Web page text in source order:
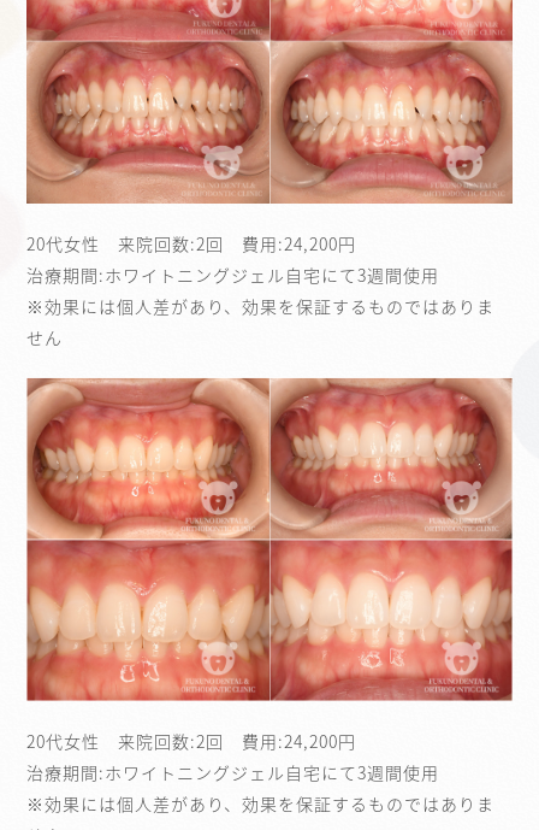
20代女性 来院回数:2回 費用:24,200円
治療期間:ホワイトニングジェル自宅にて3週間使用
※効果には個人差があり、効果を保証するものではありま
せん
20代女性 来院回数:2回 費用:24,200円
治療期間:ホワイトニングジェル自宅にて3週間使用
※効果には個人差があり、効果を保証するものではありま